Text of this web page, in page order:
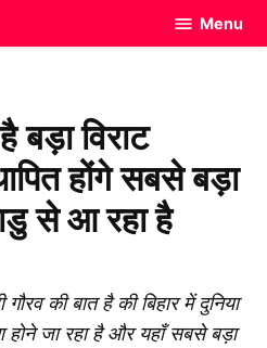
Menu
बड़ा विराट
होंगे सबसे बड़ा
से आ रहा है
की बात है की बिहार में दुनिया
होने जा रहा है और यहाँ सबसे बड़ा